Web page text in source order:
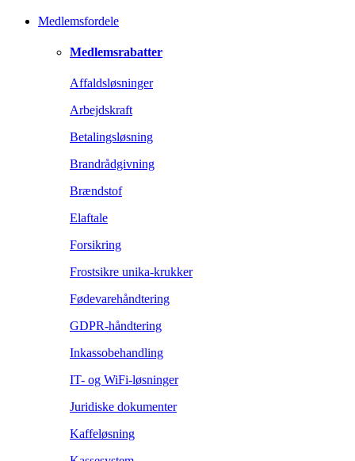
Medlemsfordele
Medlemsrabatter
Affaldsløsninger
Arbejdskraft
Betalingsløsning
Brandrådgivning
Brændstof
Elaftale
Forsikring
Frostsikre unika-krukker
Fødevarehåndtering
GDPR-håndtering
Inkassobehandling
IT- og WiFi-løsninger
Juridiske dokumenter
Kaffeløsning